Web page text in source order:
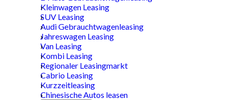
Kleinwagen Leasing
SUV Leasing
Audi Gebrauchtwagenleasing
Jahreswagen Leasing
Van Leasing
Kombi Leasing
Regionaler Leasingmarkt
Cabrio Leasing
Kurzzeitleasing
Chinesische Autos leasen